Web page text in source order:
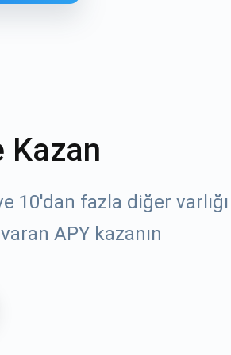
Kazan
10'dan fazla diğer varlığı
APY kazanın